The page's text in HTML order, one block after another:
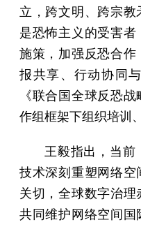
立，跨文明、跨宗
是恐怖主义的受害
施策，加强反恐合
报共享、行动协同
《联合国全球反恐
作组框架下组织培训
王毅指出，当前
技术深刻重塑网络
关切，全球数字治
共同维护网络空间国